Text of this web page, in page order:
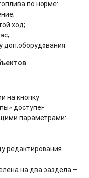
по норме:
ход;
доп.оборудования.
на кнопку
доступен
параметрами:
редактирования
на два раздела –